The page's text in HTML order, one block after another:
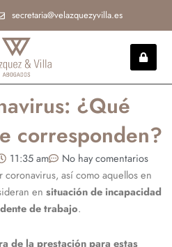
secretaria@velazquezyvilla.es
¿Qué
corresponden?
11:35 am
No hay comentarios
así como aquellos en
en situación de incapacidad
de trabajo.
de la prestación para estas